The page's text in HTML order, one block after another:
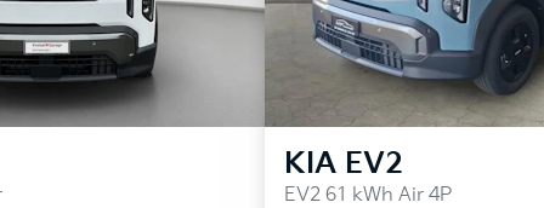
KIA EV2
EV2 61 kWh Air 4P